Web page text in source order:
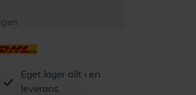
Eget lager allt i en
leverans